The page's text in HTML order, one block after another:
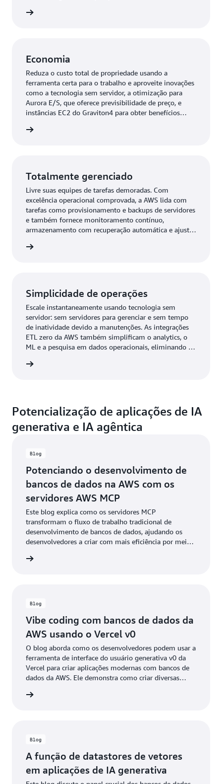
Economia
Reduza o custo total de propriedade usando a
ferramenta certa para o trabalho e aproveite inovações
como a tecnologia sem servidor, a otimização para
Aurora E/S, que oferece previsibilidade de preço, e
instâncias EC2 do Graviton4 para obter benefícios
Totalmente gerenciado
Livre suas equipes de tarefas demoradas. Com
excelência operacional comprovada, a AWS lida com
tarefas como provisionamento e backups de servidores
e também fornece monitoramento contínuo,
armazenamento com recuperação automática e ajuste
Simplicidade de operações
Escale instantaneamente usando tecnologia sem
servidor: sem servidores para gerenciar e sem tempo
de inatividade devido a manutenções. As integrações
ETL zero da AWS também simplificam o analytics, o
ML e a pesquisa em dados operacionais, eliminando a
Potencialização de aplicações de IA
generativa e IA agêntica
Blog
Potenciando o desenvolvimento de
bancos de dados na AWS com os
servidores AWS MCP
Este blog explica como os servidores MCP
transformam o fluxo de trabalho tradicional de
desenvolvimento de bancos de dados, ajudando os
desenvolvedores a criar com mais eficiência por meio
contexto, sugerem melhorias e auxiliam na análise das
Blog
Vibe coding com bancos de dados da
AWS usando o Vercel v0
O blog aborda como os desenvolvedores podem usar a
ferramenta de interface do usuário generativa v0 da
Vercel para criar aplicações modernas com bancos de
dados da AWS. Ele demonstra como criar diversas
incluindo Aurora, DynamoDB, ElastiCache e Neptune,
Blog
A função de datastores de vetores
em aplicações de IA generativa